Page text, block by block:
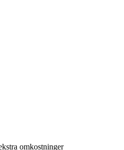
omkostninger